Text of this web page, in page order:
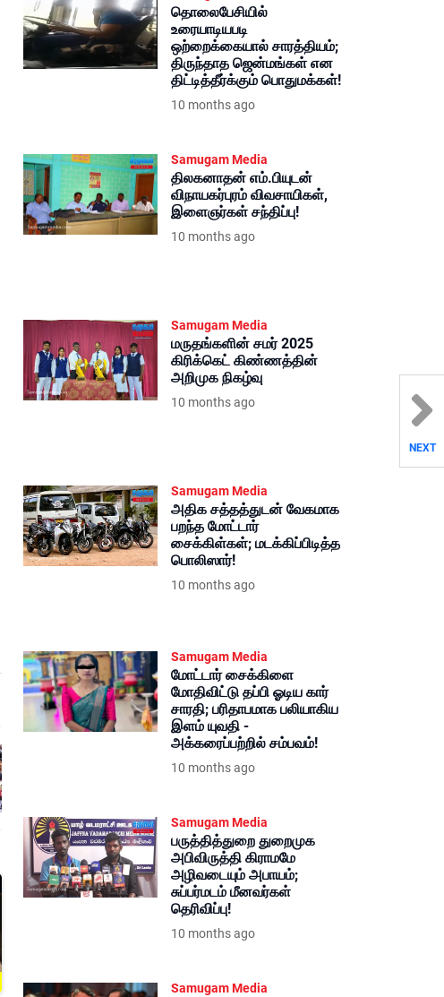
NEXT
தொலைபேசியில்
உரையாடியபடி
ஒற்றைக்கையால் சாரத்தியம்;
திருந்தாத ஜென்மங்கள் என
திட்டித்தீர்க்கும் பொதுமக்கள்!
10 months ago
Samugam Media
திலகனாதன் எம்.பியுடன்
விநாயகர்புரம் விவசாயிகள்,
இளைஞர்கள் சந்திப்பு!
10 months ago
Samugam Media
மருதங்களின் சமர் 2025
கிரிக்கெட் கிண்ணத்தின்
அறிமுக நிகழ்வு
10 months ago
Samugam Media
அதிக சத்தத்துடன் வேகமாக
பறந்த மோட்டார்
சைக்கிள்கள்; மடக்கிப்பிடித்த
பொலிஸார்!
10 months ago
Samugam Media
மோட்டார் சைக்கிளை
மோதிவிட்டு தப்பி ஓடிய கார்
சாரதி; பரிதாபமாக பலியாகிய
இளம் யுவதி -
அக்கரைப்பற்றில் சம்பவம்!
10 months ago
Samugam Media
பருத்தித்துறை துறைமுக
அபிவிருத்தி கிராமமே
அழிவடையும் அபாயம்;
சுப்பர்மடம் மீனவர்கள்
தெரிவிப்பு!
10 months ago
Samugam Media